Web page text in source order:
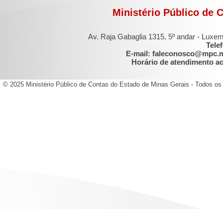
Ministério Público de
Av. Raja Gabaglia 1315, 5º andar -
E-mail:
Horário de atendimento
© 2025 Ministério Público de Contas do Estado de Minas Gerais - Todos